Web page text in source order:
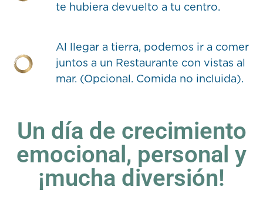
te hubiera devuelto a tu centro.
Al llegar a tierra, podemos ir a comer
juntos a un Restaurante con vistas al
mar. (Opcional. Comida no incluida).
Un día de crecimiento
emocional, personal y
¡mucha diversión!